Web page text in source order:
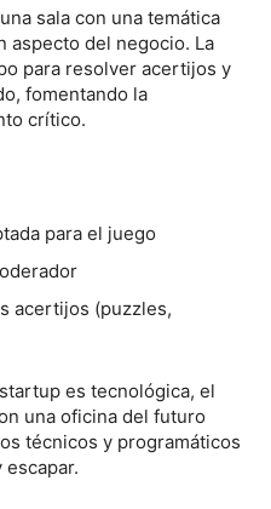
sala con una temática
aspecto del negocio. La
para resolver acertijos y
fomentando la
crítico.
para el juego
acertijos (puzzles,
es tecnológica, el
una oficina del futuro
técnicos y programáticos